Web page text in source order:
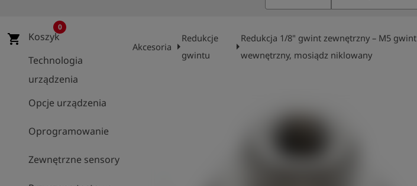
shopping_cart Koszyk
0
Technologia
urządzenia
Opcje urządzenia
Oprogramowanie
Zewnętrzne sensory
Akcesoria arrow_right
Redukcje
gwintu
arrow_right
Redukcja 1/8" gwint zewnętrzny – M5 gwint
wewnętrzny, mosiądz niklowany